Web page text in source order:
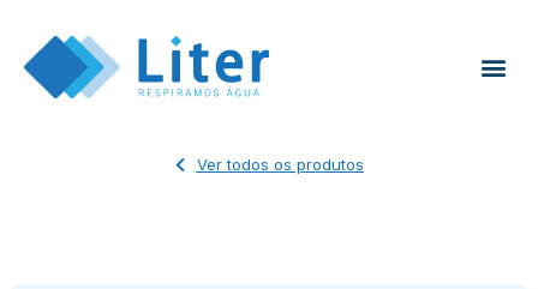
Ver todos os produtos